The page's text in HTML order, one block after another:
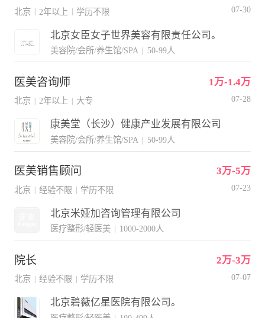
北京 2年以上 学历不限 07-30
北京女臣女子世界美容有限责任公司。
美容院/会所/养生馆/SPA | 50-99人
医美咨询师 1万-1.4万
北京 2年以上 大专 07-28
康美堂（长沙）健康产业发展有限公司
美容院/会所/养生馆/SPA | 50-99人
医美销售顾问 3万-5万
北京 经验不限 学历不限 07-23
北京米娅加咨询管理有限公司
医疗整形/轻医美 | 1000-2000人
院长 2万-3万
北京 经验不限 学历不限 07-07
北京碧薇亿星医院有限公司。